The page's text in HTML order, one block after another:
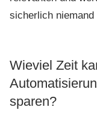
sicherlich niemand
Wieviel Zeit
sparen?